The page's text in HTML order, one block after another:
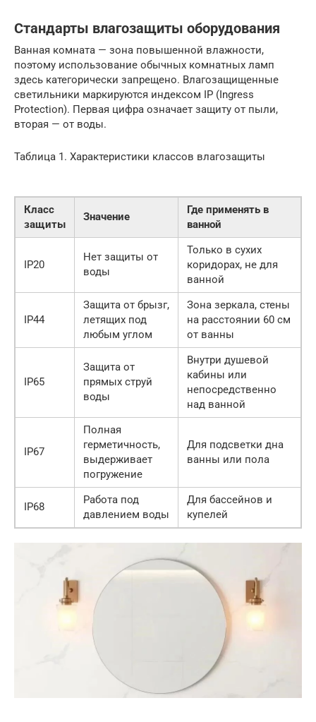
Стандарты влагозащиты оборудования
Ванная комната — зона повышенной влажности,
поэтому использование обычных комнатных ламп
здесь категорически запрещено. Влагозащищенные
светильники маркируются индексом IP (Ingress
Protection). Первая цифра означает защиту от пыли,
вторая — от воды.
Таблица 1. Характеристики классов влагозащиты
Класс
защиты
Значение
Где применять в
ванной
IP20
Нет защиты от
воды
Только в сухих
коридорах, не для
ванной
IP44
Защита от брызг,
летящих под
любым углом
Зона зеркала, стены
на расстоянии 60 см
от ванны
IP65
Защита от
прямых струй
воды
Внутри душевой
кабины или
непосредственно
над ванной
IP67
Полная
герметичность,
выдерживает
погружение
Для подсветки дна
ванны или пола
IP68
Работа под
давлением воды
Для бассейнов и
купелей